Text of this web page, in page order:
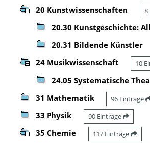
20 Kunstwissenschaften 8
20.30 Kunstgeschichte:
20.31 Bildende Künstler
24 Musikwissenschaft 10
24.05 Systematische
31 Mathematik 96 Einträge
33 Physik 90 Einträge
35 Chemie 117 Einträge